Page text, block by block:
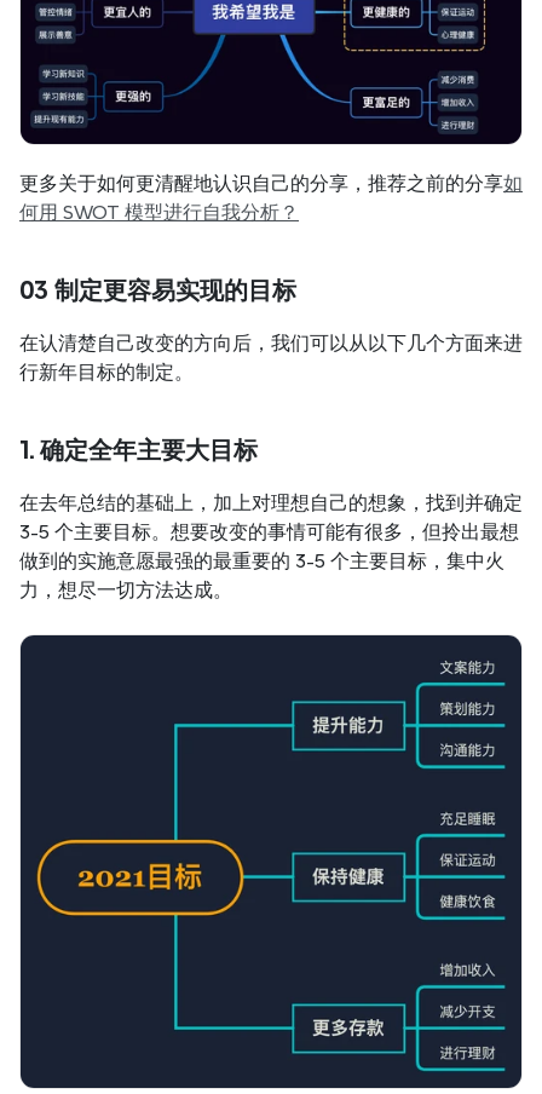
更多关于如何更清醒地认识自己的分享，推荐之前的分享如
何用 SWOT 模型进行自我分析？
03 制定更容易实现的目标
在认清楚自己改变的方向后，我们可以从以下几个方面来进
行新年目标的制定。
1. 确定全年主要大目标
在去年总结的基础上，加上对理想自己的想象，找到并确定
3-5 个主要目标。想要改变的事情可能有很多，但拎出最想
做到的实施意愿最强的最重要的 3-5 个主要目标，集中火
力，想尽一切方法达成。